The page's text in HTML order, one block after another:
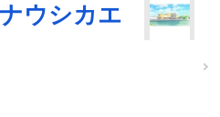
ウシカエ